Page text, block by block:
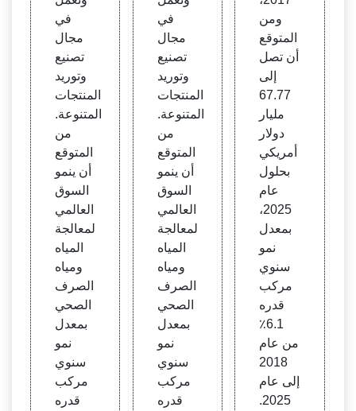
في
مجال
تصنيع
وتوريد
المنتجات
المتنوعة.
من
المتوقع
أن ينمو
السوق
العالمي
لمعالجة
المياه
ومياه
الصرف
الصحي
بمعدل
نمو
سنوي
مركب
قدره
في
مجال
تصنيع
وتوريد
المنتجات
المتنوعة.
من
المتوقع
أن ينمو
السوق
العالمي
لمعالجة
المياه
ومياه
الصرف
الصحي
بمعدل
نمو
سنوي
مركب
قدره
ومن
المتوقع
أن تصل
إلى
67.77
مليار
دولار
أمريكي
بحلول
عام
2025،
بمعدل
نمو
سنوي
مركب
قدره
6.1٪
من عام
2018
إلى عام
2025.